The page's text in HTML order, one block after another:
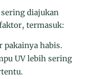
diajukan
termasuk:
pakainya habis.
UV lebih sering